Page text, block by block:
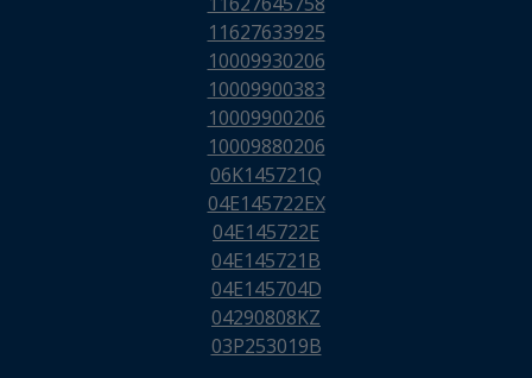
11627633925
10009930206
10009900383
10009900206
10009880206
06K145721Q
04E145722EX
04E145722E
04E145721B
04E145704D
04290808KZ
03P253019B